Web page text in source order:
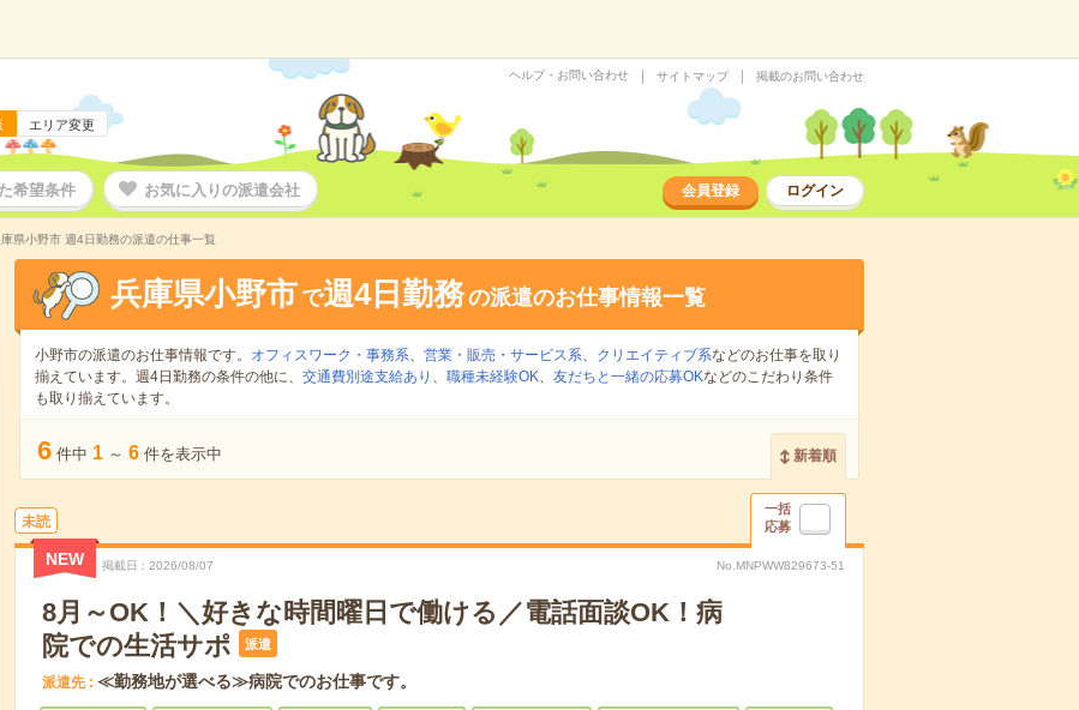
エリア変更
ヘルプ・お問い合わせ サイトマップ 掲載のお問い合わせ
希望条件 お気に入りの派遣会社 会員登録 ログイン
県小野市 週4日勤務の派遣の仕事一覧
兵庫県小野市 で週4日勤務の派遣のお仕事情報一覧
小野市の派遣のお仕事情報です。 オフィスワーク・事務系、 営業・販売・サービス系、 クリエイティブ系などのお仕事を取り
揃えています。週4日勤務の条件の他に、 交通費別途支給あり 、 職種未経験OK、 友だちと一緒の応募OKなどのこだわり条件
も取り揃えています。
6 件中 1 ～ 6 件を表示中 新着順
未読
一括
応募
NEW 掲載日 2026/08/07 No.MNPWW829673-51
8月～OK！＼好きな時間曜日で働ける／電話面談OK！病
院での生活サポ
派遣
派遣先 ≪勤務地が選べる≫病院でのお仕事です。